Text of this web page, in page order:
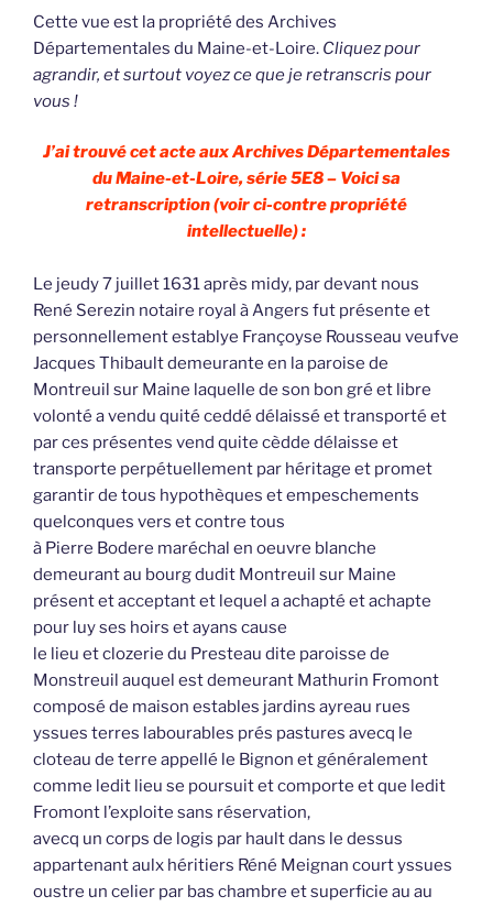
Cette vue est la propriété des Archives
Départementales du Maine-et-Loire. Cliquez pour
agrandir, et surtout voyez ce que je retranscris pour
vous !
J’ai trouvé cet acte aux Archives Départementales
du Maine-et-Loire, série 5E8 – Voici sa
retranscription (voir ci-contre propriété
intellectuelle) :
Le jeudy 7 juillet 1631 après midy, par devant nous
René Serezin notaire royal à Angers fut présente et
personnellement establye Françoyse Rousseau veufve
Jacques Thibault demeurante en la paroise de
Montreuil sur Maine laquelle de son bon gré et libre
volonté a vendu quité ceddé délaissé et transporté et
par ces présentes vend quite cèdde délaisse et
transporte perpétuellement par héritage et promet
garantir de tous hypothèques et empeschements
quelconques vers et contre tous
à Pierre Bodere maréchal en oeuvre blanche
demeurant au bourg dudit Montreuil sur Maine
présent et acceptant et lequel a achapté et achapte
pour luy ses hoirs et ayans cause
le lieu et clozerie du Presteau dite paroisse de
Monstreuil auquel est demeurant Mathurin Fromont
composé de maison estables jardins ayreau rues
yssues terres labourables prés pastures avecq le
cloteau de terre appellé le Bignon et généralement
comme ledit lieu se poursuit et comporte et que ledit
Fromont l’exploite sans réservation,
avecq un corps de logis par hault dans le dessus
appartenant aulx héritiers Réné Meignan court yssues
oustre un celier par bas chambre et superficie au au